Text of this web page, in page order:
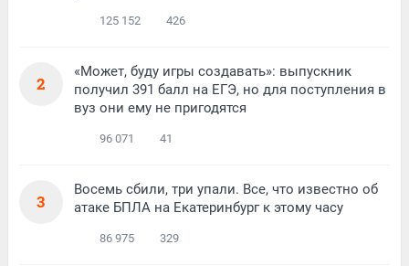
125 152 426
2
«Может, буду игры создавать»: выпускник
получил 391 балл на ЕГЭ, но для поступления в
вуз они ему не пригодятся
96 071 41
3
Восемь сбили, три упали. Все, что известно об
атаке БПЛА на Екатеринбург к этому часу
86 975 329